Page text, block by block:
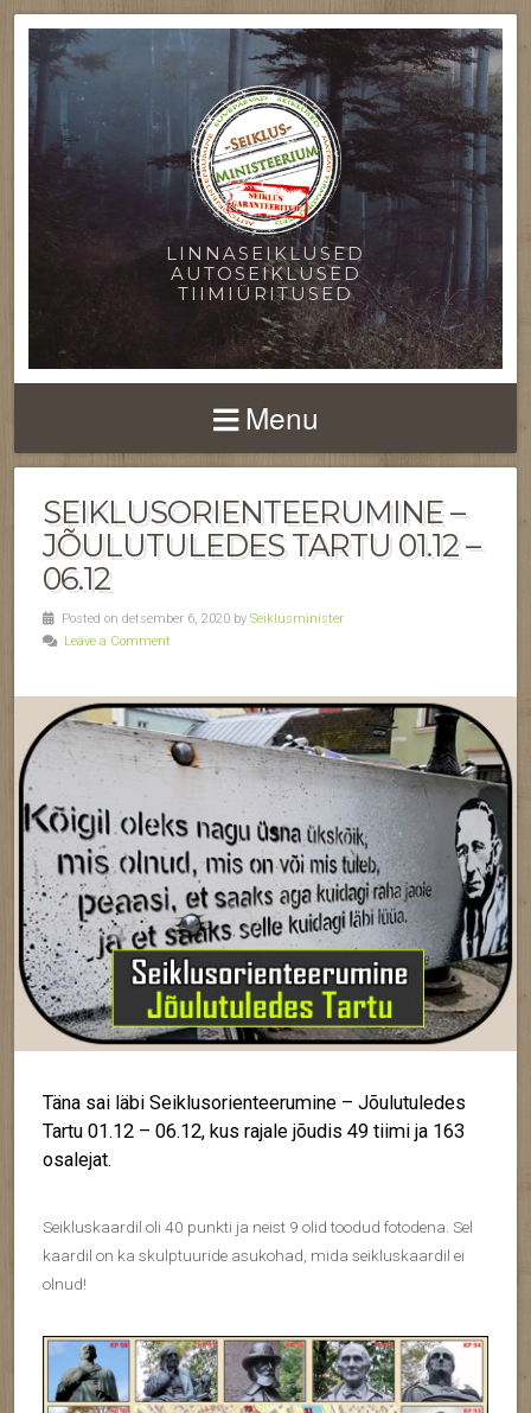
LINNASEIKLUSED
AUTOSEIKLUSED
TIIMIÜRITUSED
Menu
SEIKLUSORIENTEERUMINE –
JÕULUTULEDES TARTU 01.12 –
06.12
Posted on detsember 6, 2020 by Seiklusminister
Leave a Comment
Täna sai läbi Seiklusorienteerumine – Jõulutuledes
Tartu 01.12 – 06.12, kus rajale jõudis 49 tiimi ja 163
osalejat.
Seikluskaardil oli 40 punkti ja neist 9 olid toodud fotodena. Sel
kaardil on ka skulptuuride asukohad, mida seikluskaardil ei
olnud!